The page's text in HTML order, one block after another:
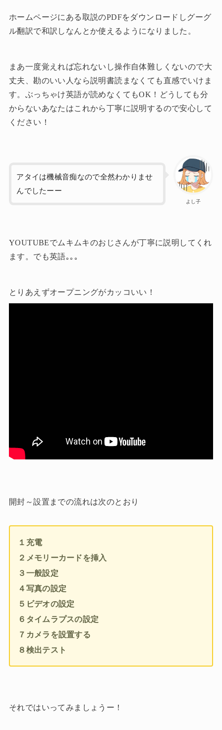
ホームページにある取説のPDFをダウンロードしグーグ
ル翻訳で和訳しなんとか使えるようになりました。
まあ一度覚えれば忘れないし操作自体難しくないので大
丈夫、勘のいい人なら説明書読まなくても直感でいけま
す。ぶっちゃけ英語が読めなくてもOK！どうしても分
からないあなたはこれから丁寧に説明するので安心して
ください！
よし子
アタイは機械音痴なので全然わかりませ
んでしたーー
YOUTUBEでムキムキのおじさんが丁寧に説明してくれ
ます。でも英語｡｡｡
とりあえずオープニングがカッコいい！
開封～設置までの流れは次のとおり
１充電
２メモリーカードを挿入
３一般設定
４写真の設定
５ビデオの設定
６タイムラプスの設定
７カメラを設置する
８検出テスト
それではいってみましょうー！